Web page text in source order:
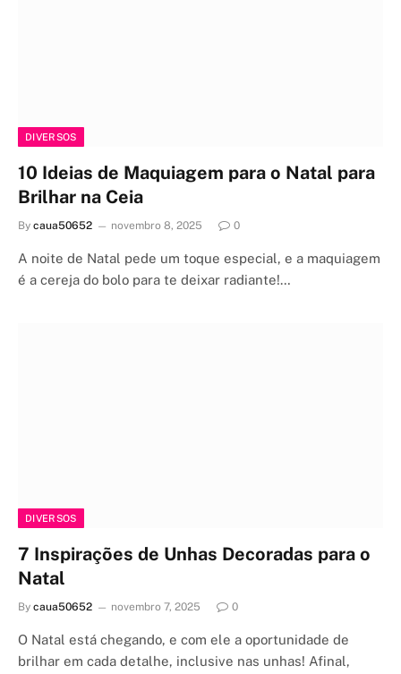
DIVERSOS
10 Ideias de Maquiagem para o Natal para
Brilhar na Ceia
By caua50652 novembro 8, 2025 0
A noite de Natal pede um toque especial, e a maquiagem
é a cereja do bolo para te deixar radiante!…
DIVERSOS
7 Inspirações de Unhas Decoradas para o
Natal
By caua50652 novembro 7, 2025 0
O Natal está chegando, e com ele a oportunidade de
brilhar em cada detalhe, inclusive nas unhas! Afinal,